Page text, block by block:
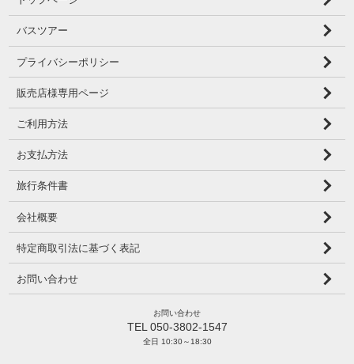
バスツアー
プライバシーポリシー
販売店様専用ページ
ご利用方法
お支払方法
旅行条件書
会社概要
特定商取引法に基づく表記
お問い合わせ
お問い合わせ
TEL 050-3802-1547
全日 10:30～18:30